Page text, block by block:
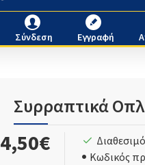
Σύνδεση Εγγραφή
Συρραπτικά
4,50€
Κωδικός